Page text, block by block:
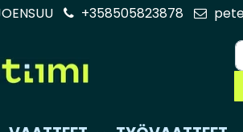
+358505823878